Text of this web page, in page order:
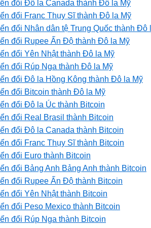
đổi Đô la Canada thành Đô la Mỹ
đổi Franc Thụy Sĩ thành Đô la Mỹ
đổi Nhân dân tệ Trung Quốc thành Đô
đổi Rupee Ấn Độ thành Đô la Mỹ
đổi Yên Nhật thành Đô la Mỹ
đổi Rúp Nga thành Đô la Mỹ
đổi Đô la Hồng Kông thành Đô la Mỹ
đổi Bitcoin thành Đô la Mỹ
đổi Đô la Úc thành Bitcoin
đổi Real Brasil thành Bitcoin
đổi Đô la Canada thành Bitcoin
đổi Franc Thụy Sĩ thành Bitcoin
đổi Euro thành Bitcoin
đổi Bảng Anh Bảng Anh thành Bitcoin
đổi Rupee Ấn Độ thành Bitcoin
đổi Yên Nhật thành Bitcoin
đổi Peso Mexico thành Bitcoin
đổi Rúp Nga thành Bitcoin